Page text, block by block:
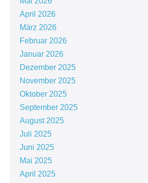
April 2026
März 2026
Februar 2026
Januar 2026
Dezember 2025
November 2025
Oktober 2025
September 2025
August 2025
Juli 2025
Juni 2025
Mai 2025
April 2025